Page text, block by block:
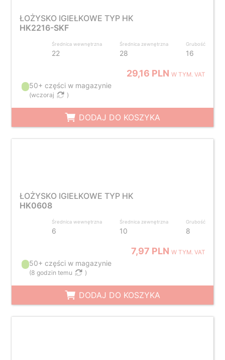
ŁOŻYSKO IGIEŁKOWE TYP HK
HK2216-SKF
Średnica wewnętrzna
22
Średnica zewnętrzna
28
Grubość
16
29,16 PLNW TYM. VAT
50+ części w magazynie
(wczoraj )
DODAJ DO KOSZYKA
ŁOŻYSKO IGIEŁKOWE TYP HK
HK0608
Średnica wewnętrzna
6
Średnica zewnętrzna
10
Grubość
8
7,97 PLNW TYM. VAT
50+ części w magazynie
(8 godzin temu )
DODAJ DO KOSZYKA